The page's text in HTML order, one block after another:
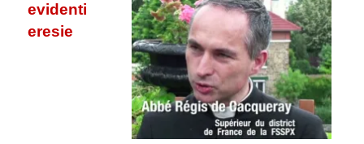
evidenti
eresie